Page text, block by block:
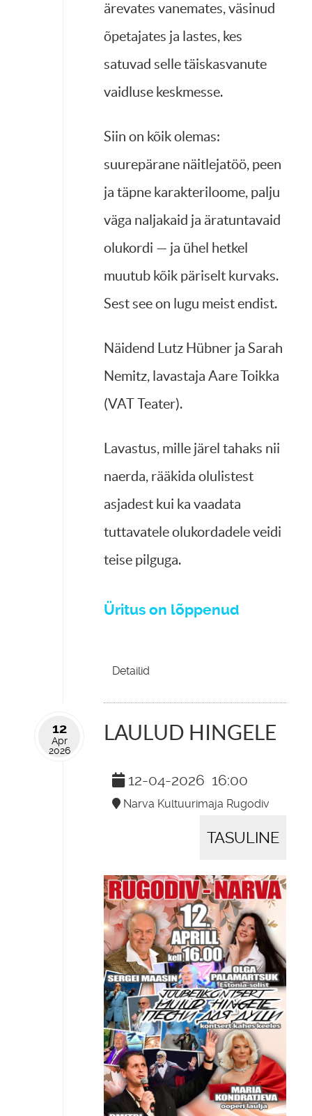
ärevates vanemates, väsinud
õpetajates ja lastes, kes
satuvad selle täiskasvanute
vaidluse keskmesse.
Siin on kõik olemas:
suurepärane näitlejatöö, peen
ja täpne karakteriloome, palju
väga naljakaid ja äratuntavaid
olukordi — ja ühel hetkel
muutub kõik päriselt kurvaks.
Sest see on lugu meist endist.
Näidend Lutz Hübner ja Sarah
Nemitz, lavastaja Aare Toikka
(VAT Teater).
Lavastus, mille järel tahaks nii
naerda, rääkida olulistest
asjadest kui ka vaadata
tuttavatele olukordadele veidi
teise pilguga.
Üritus on lõppenud
Detailid
12
Apr
2026
LAULUD HINGELE
12-04-2026 16:00
Narva Kultuurimaja Rugodiv
TASULINE